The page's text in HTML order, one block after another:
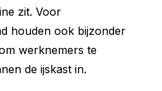
zit. Voor
houden ook bijzonder
werknemers te
de ijskast in.